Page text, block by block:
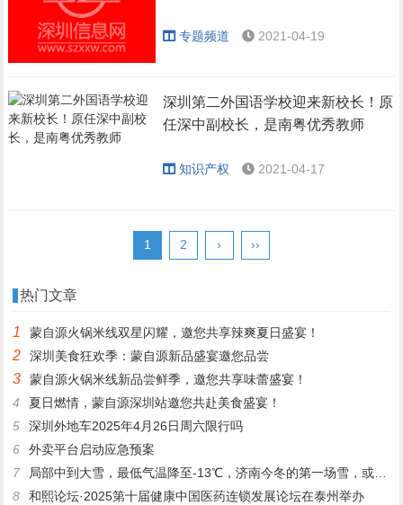
专题频道 2021-04-19
深圳第二外国语学校迎来新校长！原
任深中副校长，是南粤优秀教师
知识产权 2021-04-17
1 2 › ››
热门文章
1 蒙自源火锅米线双星闪耀，邀您共享辣爽夏日盛宴！
2 深圳美食狂欢季：蒙自源新品盛宴邀您品尝
3
蒙自源火锅米线新品尝鲜季，邀您共享味蕾盛宴！
4
夏日燃情，蒙自源深圳站邀您共赴美食盛宴！
5
深圳外地车2025年4月26日周六限行吗
6
外卖平台启动应急预案
7
局部中到大雪，最低气温降至-13℃，济南今冬的第一场雪，或跟去年同一时间！
8
和熙论坛·2025第十届健康中国医药连锁发展论坛在泰州举办